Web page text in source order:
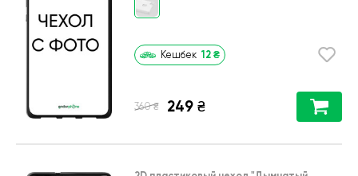
Кешбек 12 ₴
360 ₴ 249 ₴